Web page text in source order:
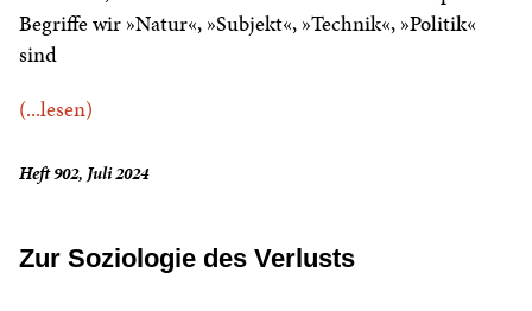
Begriffe wir »Natur«, »Subjekt«, »Technik«, »Politik«
sind
(...lesen)
Heft 902, Juli 2024
Zur Soziologie des Verlusts